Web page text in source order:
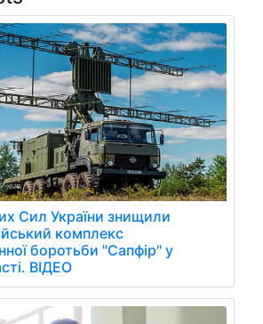
Сил України знищили
комплекс
боротьби "Сапфір" у
ВІДЕО